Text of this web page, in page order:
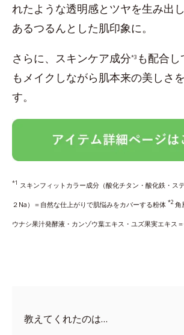
れたような透明感とツヤを生み出
あるつるんとした肌印象に。
さらに、スキンケア成分*3 も配合
もメイクしながら肌本来の美しさ
す。
*1 スキンフィットカラー成分（酸化チタン・酸化鉄・ス
２Na）＝自然な仕上がりで肌悩みをカバーする粉体 *2 角
ウナシ果汁発酵液・カンゾウ葉エキス・ユズ果実エキス
教えてくれたのは…